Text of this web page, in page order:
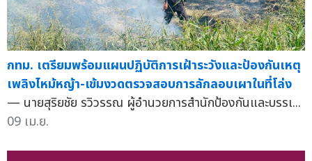
กทม. เตรียมพร้อมแผนปฏิบัติการเฝ้าระวังและป้องกันเหตุ
เพลิงไหม้หญ้า-เข้มงวดตรวจสอบการลักลอบเผาในที่โล่ง
— นายสุริยชัย รวิวรรณ ผู้อำนวยการสำนักป้องกันและบรรเ...
09 เม.ย.